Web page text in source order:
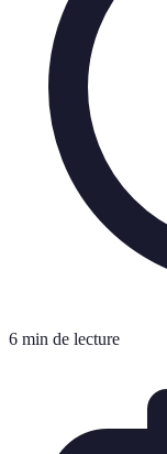
6 min de lecture